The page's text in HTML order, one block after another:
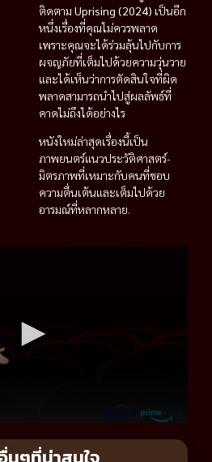
ติดตาม Uprising (2024) เป็นอีก
หนึ่งเรื่องที่คุณไม่ควรพลาด
เพราะคุณจะได้ร่วมลุ้นไปกับการ
ผจญภัยที่เต็มไปด้วยความวุ่นวาย
และได้เห็นว่าการตัดสินใจที่ผิด
พลาดสามารถนำไปสู่ผลลัพธ์ที่
คาดไม่ถึงได้อย่างไร
หนังใหม่ล่าสุดเรื่องนี้เป็น
ภาพยนตร์แนวประวัติศาสตร์-
มิตรภาพที่เหมาะกับคนที่ชอบ
ความตื่นเต้นและเต็มไปด้วย
อารมณ์ที่หลากหลาย.